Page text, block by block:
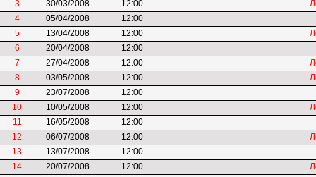
3
30/03/2008 12:00
4
05/04/2008
12:00
5
13/04/2008 12:00
6
20/04/2008
12:00
7
27/04/2008 12:00
8
03/05/2008 12:00
9
23/07/2008
12:00
10
10/05/2008 12:00
11
16/05/2008
12:00
12
06/07/2008 12:00
13
13/07/2008
12:00
14
20/07/2008 12:00